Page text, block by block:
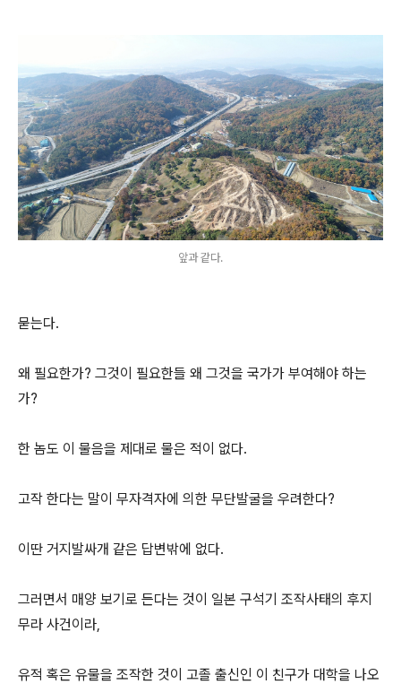
앞과 같다.
묻는다.
왜 필요한가? 그것이 필요한들 왜 그것을 국가가 부여해야 하는
가?
한 놈도 이 물음을 제대로 물은 적이 없다.
고작 한다는 말이 무자격자에 의한 무단발굴을 우려한다?
이딴 거지발싸개 같은 답변밖에 없다.
그러면서 매양 보기로 든다는 것이 일본 구석기 조작사태의 후지
무라 사건이라,
유적 혹은 유물을 조작한 것이 고졸 출신인 이 친구가 대학을 나오